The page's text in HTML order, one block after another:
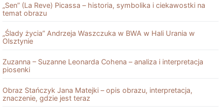
„Sen” (La Reve) Picassa – historia, symbolika i ciekawostki na
temat obrazu
„Ślady życia” Andrzeja Waszczuka w BWA w Hali Urania w
Olsztynie
Zuzanna – Suzanne Leonarda Cohena – analiza i interpretacja
piosenki
Obraz Stańczyk Jana Matejki – opis obrazu, interpretacja,
znaczenie, gdzie jest teraz